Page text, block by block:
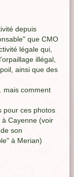
depuis
que CMO
légale qui,
illégal,
ainsi que des
mais comment
pour ces photos
Cayenne (voir
son
à Merian)